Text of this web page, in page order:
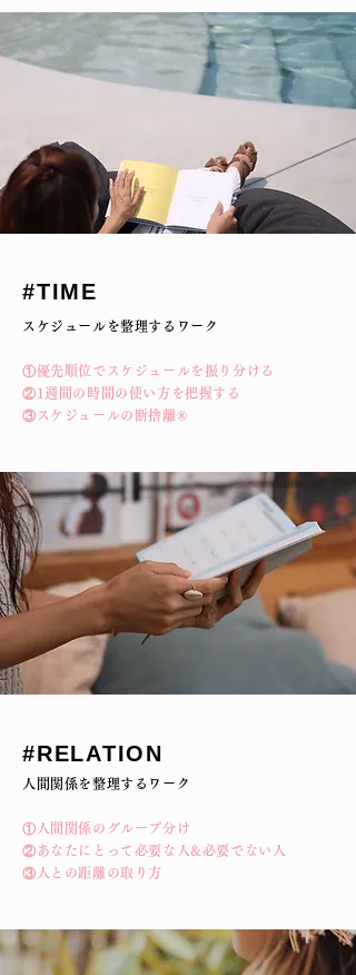
​#TIME
スケジュールを整理するワーク
①優先順位でスケジュールを振り分ける
②1週間の時間の使い方を把握する
③スケジュールの断捨離®︎
​#RELATION
人間関係を整理するワーク
①人間関係のグループ分け
②あなたにとって必要な人&必要でない人
③人との距離の取り方